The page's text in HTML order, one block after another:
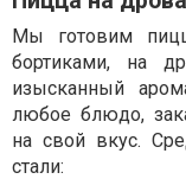
Мы готовим
бортиками, на
изысканный
любое блюдо,
на свой вкус.
стали: